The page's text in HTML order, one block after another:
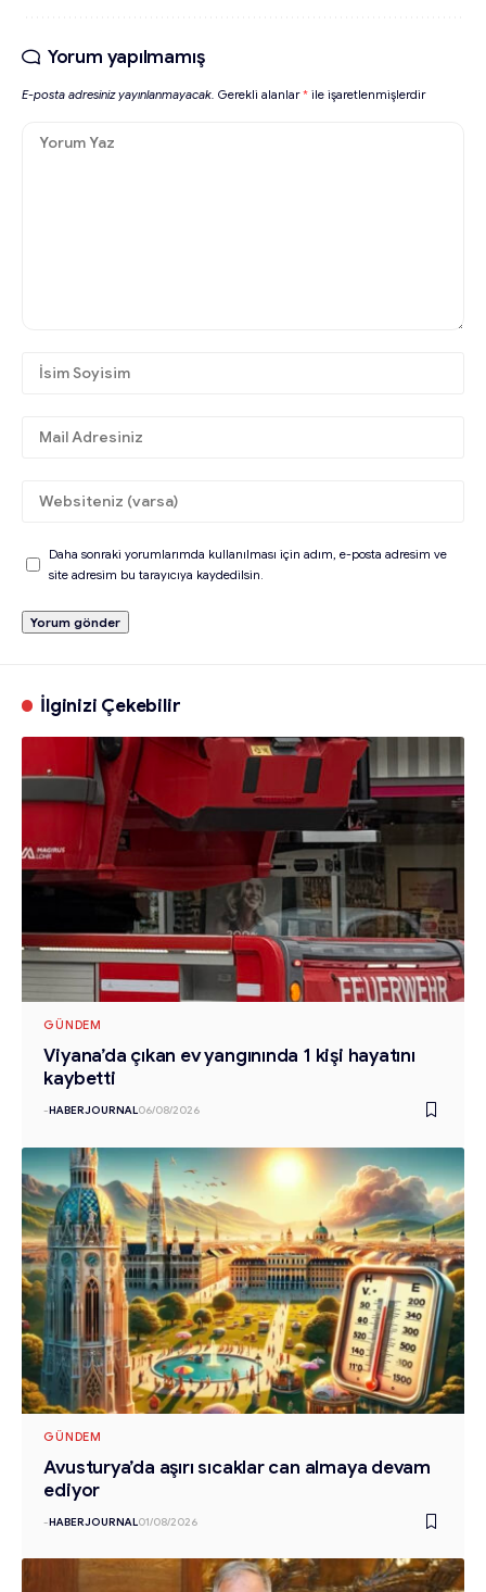
Yorum yapılmamış
E-posta adresiniz yayınlanmayacak. Gerekli alanlar* ile işaretlenmişlerdir
Daha sonraki yorumlarımda kullanılması için adım, e-posta adresim ve
site adresim bu tarayıcıya kaydedilsin.
İlginizi Çekebilir
GÜNDEM
Viyana’da çıkan ev yangınında 1 kişi hayatını
kaybetti
-HABERJOURNAL06/08/2026
GÜNDEM
Avusturya’da aşırı sıcaklar can almaya devam
ediyor
-HABERJOURNAL01/08/2026